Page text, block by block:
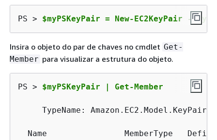
PS > $myPSKeyPair = New-EC2KeyPair -
Insira o objeto do par de chaves no cmdlet Get-
Member para visualizar a estrutura do objeto.
PS > $myPSKeyPair | Get-Member
     TypeName: Amazon.EC2.Model.KeyPair
Name                MemberType